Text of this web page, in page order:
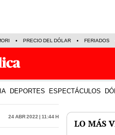
PRECIO DEL DÓLAR FERIADOS
DEPORTES ESPECTÁCULOS
24 Abr 2022 | 11:44 h
LO MÁS